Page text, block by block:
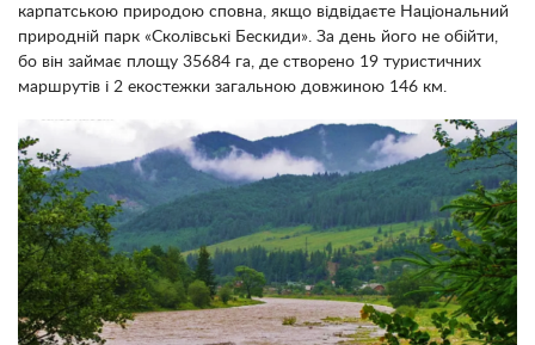
карпатською природою сповна, якщо відвідаєте Національний
природній парк «Сколівські Бескиди». За день його не обійти,
бо він займає площу 35684 га, де створено 19 туристичних
маршрутів і 2 екостежки загальною довжиною 146 км.